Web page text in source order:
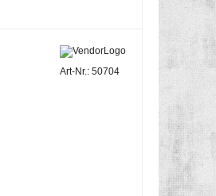
Art-Nr.: 50704